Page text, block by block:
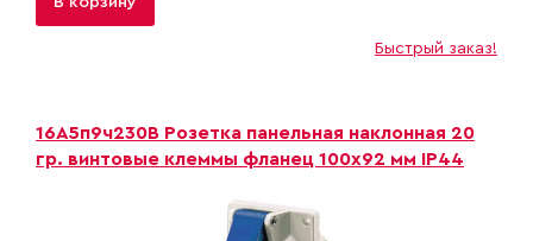
Быстрый заказ!
16A5п9ч230B Розетка панельная наклонная 20
гр. винтовые клеммы фланец 100х92 мм IP44